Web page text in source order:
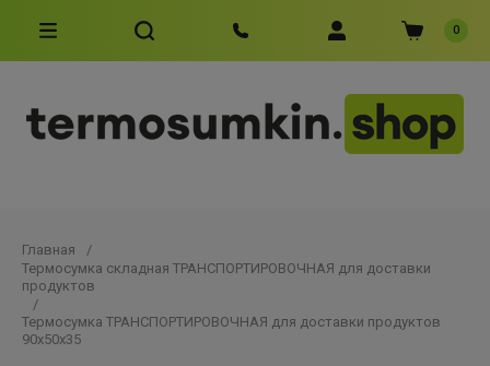
0
Главная
/
Термосумка складная ТРАНСПОРТИРОВОЧНАЯ для доставки
продуктов
/
Термосумка ТРАНСПОРТИРОВОЧНАЯ для доставки продуктов
90х50х35